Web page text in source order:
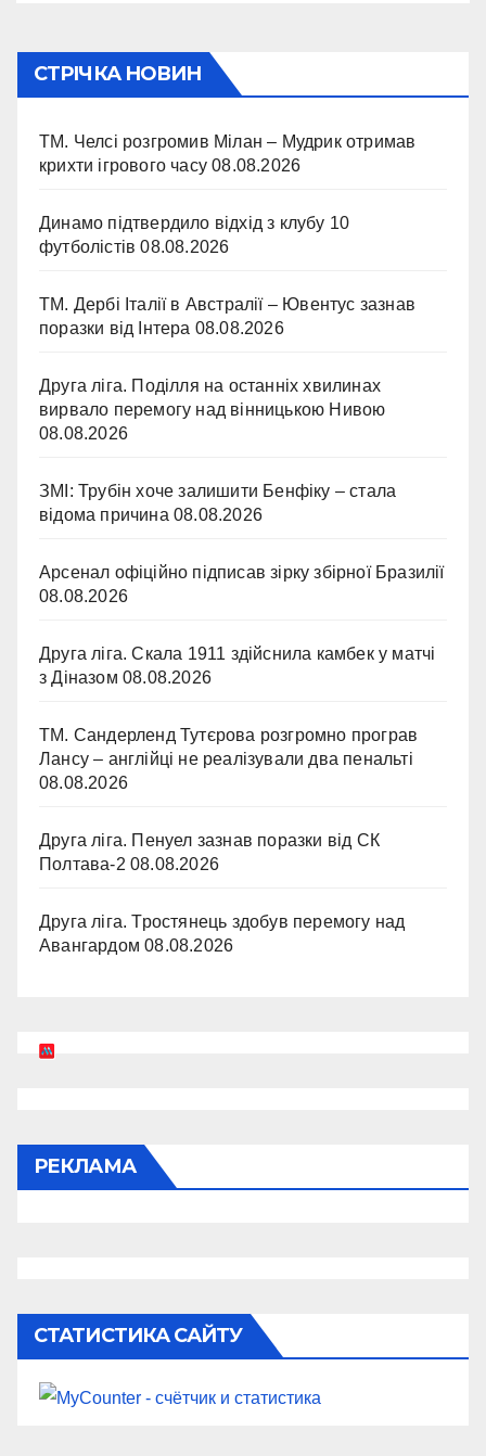
СТРІЧКА НОВИН
ТМ. Челсі розгромив Мілан – Мудрик отримав
крихти ігрового часу 08.08.2026
Динамо підтвердило відхід з клубу 10
футболістів 08.08.2026
ТМ. Дербі Італії в Австралії – Ювентус зазнав
поразки від Інтера 08.08.2026
Друга ліга. Поділля на останніх хвилинах
вирвало перемогу над вінницькою Нивою
08.08.2026
ЗМІ: Трубін хоче залишити Бенфіку – стала
відома причина 08.08.2026
Арсенал офіційно підписав зірку збірної Бразилії
08.08.2026
Друга ліга. Скала 1911 здійснила камбек у матчі
з Діназом 08.08.2026
ТМ. Сандерленд Тутєрова розгромно програв
Лансу – англійці не реалізували два пенальті
08.08.2026
Друга ліга. Пенуел зазнав поразки від СК
Полтава-2 08.08.2026
Друга ліга. Тростянець здобув перемогу над
Авангардом 08.08.2026
РЕКЛАМА
СТАТИСТИКА САЙТУ